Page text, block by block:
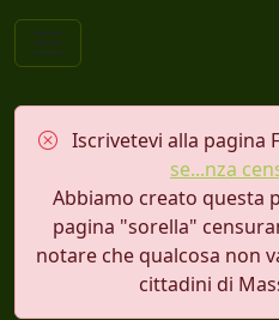
Iscrivetevi alla pagina
se...nza
Abbiamo creato questa
pagina "sorella"
notare che qualcosa non
cittadini di